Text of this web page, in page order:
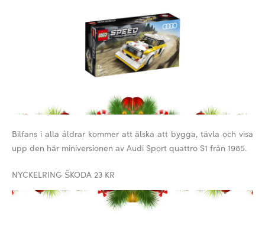
Bilfans i alla åldrar kommer att älska att bygga, tävla och visa
upp den här miniversionen av Audi Sport quattro S1 från 1985.
NYCKELRING ŠKODA 23 KR